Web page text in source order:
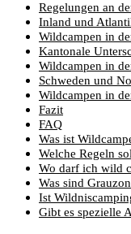
Regelungen an
Inland und
Wildcampen in
Kantonale
Wildcampen in
Schweden und
Wildcampen in
Fazit
FAQ
Was ist
Welche Regeln
Wo darf ich wild
Was sind
Ist
Gibt es spezielle